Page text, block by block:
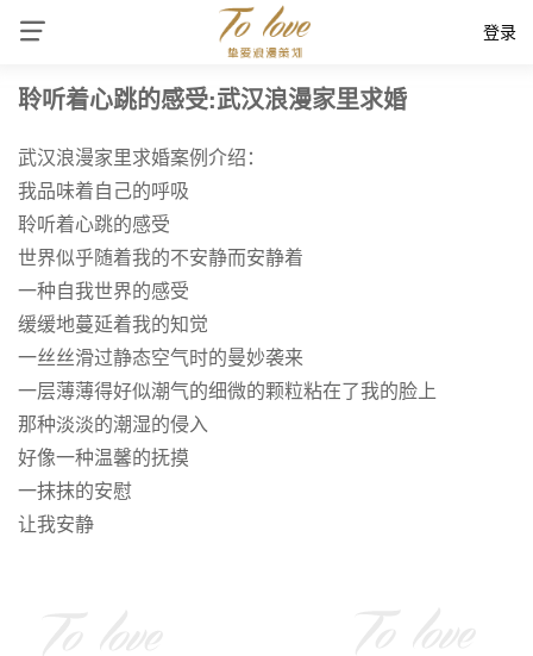
登录
聆听着心跳的感受:武汉浪漫家里求婚
武汉浪漫家里求婚案例介绍：
我品味着自己的呼吸
聆听着心跳的感受
世界似乎随着我的不安静而安静着
一种自我世界的感受
缓缓地蔓延着我的知觉
一丝丝滑过静态空气时的曼妙袭来
一层薄薄得好似潮气的细微的颗粒粘在了我的脸上
那种淡淡的潮湿的侵入
好像一种温馨的抚摸
一抹抹的安慰
让我安静